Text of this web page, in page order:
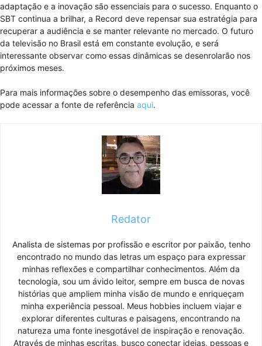
adaptação e a inovação são essenciais para o sucesso. Enquanto o
SBT continua a brilhar, a Record deve repensar sua estratégia para
recuperar a audiência e se manter relevante no mercado. O futuro
da televisão no Brasil está em constante evolução, e será
interessante observar como essas dinâmicas se desenrolarão nos
próximos meses.
Para mais informações sobre o desempenho das emissoras, você
pode acessar a fonte de referência aqui.
Redator
Analista de sistemas por profissão e escritor por paixão, tenho
encontrado no mundo das letras um espaço para expressar
minhas reflexões e compartilhar conhecimentos. Além da
tecnologia, sou um ávido leitor, sempre em busca de novas
histórias que ampliem minha visão de mundo e enriqueçam
minha experiência pessoal. Meus hobbies incluem viajar e
explorar diferentes culturas e paisagens, encontrando na
natureza uma fonte inesgotável de inspiração e renovação.
Através de minhas escritas, busco conectar ideias, pessoas e